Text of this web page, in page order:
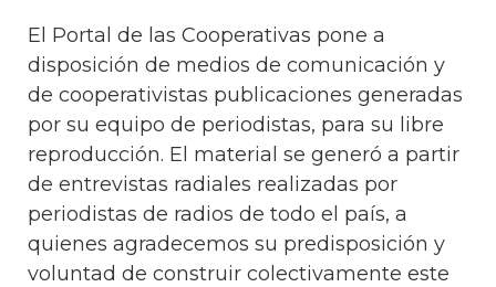
El Portal de las Cooperativas pone a
disposición de medios de comunicación y
de cooperativistas publicaciones generadas
por su equipo de periodistas, para su libre
reproducción. El material se generó a partir
de entrevistas radiales realizadas por
periodistas de radios de todo el país, a
quienes agradecemos su predisposición y
voluntad de construir colectivamente este